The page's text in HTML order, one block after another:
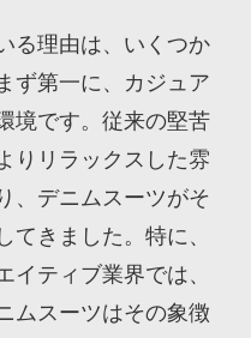
る理由は、いくつか
ず第一に、カジュア
境です。従来の堅苦
りリラックスした雰
、デニムスーツがそ
てきました。特に、
イティブ業界では、
ムスーツはその象徴